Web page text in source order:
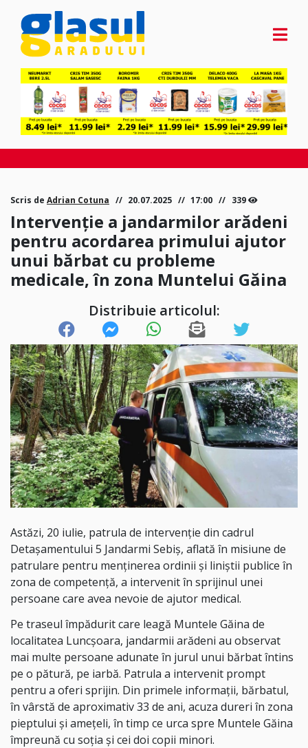
Scris de Adrian Cotuna 20.07.2025 17:00 339
Intervenție a jandarmilor arădeni
pentru acordarea primului ajutor
unui bărbat cu probleme
medicale, în zona Muntelui Găina
Distribuie articolul:
Astăzi, 20 iulie, patrula de intervenție din cadrul
Detașamentului 5 Jandarmi Sebiș, aflată în misiune de
patrulare pentru menținerea ordinii și liniștii publice în
zona de competență, a intervenit în sprijinul unei
persoane care avea nevoie de ajutor medical.
Pe traseul împădurit care leagă Muntele Găina de
localitatea Luncșoara, jandarmii arădeni au observat
mai multe persoane adunate în jurul unui bărbat întins
pe o pătură, pe iarbă. Patrula a intervenit prompt
pentru a oferi sprijin. Din primele informații, bărbatul,
în vârstă de aproximativ 33 de ani, acuza dureri în zona
pieptului și amețeli, în timp ce urca spre Muntele Găina
împreună cu soția și cei doi copii minori.